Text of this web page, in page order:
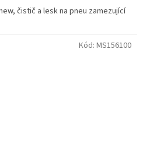
čistič a lesk na pneu zamezující
Kód: MS156100